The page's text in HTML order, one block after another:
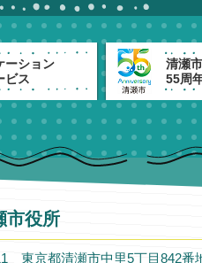
ーション
ビス
清瀬市
55周
市役所
東京都清瀬市中里5丁目842番